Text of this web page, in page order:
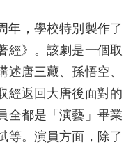
年，學校特別製作了
經》。該劇是一個取
唐三藏、孫悟空、
經返回大唐後面對的
全都是「演藝」畢業
等。演員方面，除了